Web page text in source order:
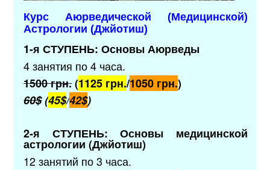
Курс Аюрведической (Медицинской)
Астрологии (Джйотиш)
1-я СТУПЕНЬ: Основы Аюрведы
4 занятия по 4 часа.
1500 грн.(1125 грн./1050 грн.)
60$(45$/42$)
2-я СТУПЕНЬ: Основы медицинской
астрологии (Джйотиш)
12 занятий по 3 часа.